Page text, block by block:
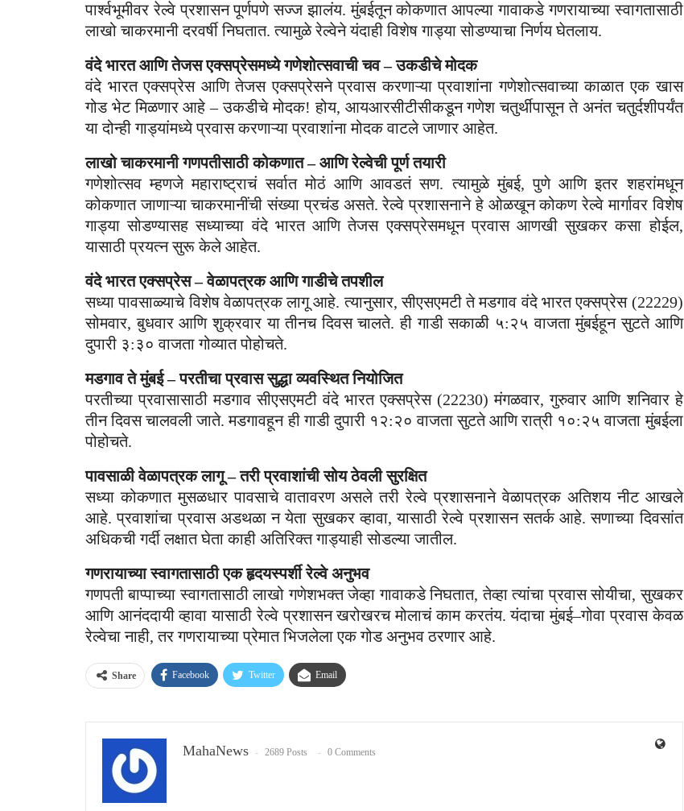
पार्श्वभूमीवर रेल्वे प्रशासन पूर्णपणे सज्ज झालंय. मुंबईतून कोकणात आपल्या गावाकडे गणरायाच्या स्वागतासाठी
लाखो चाकरमानी दरवर्षी निघतात. त्यामुळे रेल्वेने यंदाही विशेष गाड्या सोडण्याचा निर्णय घेतलाय.
वंदे भारत आणि तेजस एक्सप्रेसमध्ये गणेशोत्सवाची चव – उकडीचे मोदक
वंदे भारत एक्सप्रेस आणि तेजस एक्सप्रेसने प्रवास करणाऱ्या प्रवाशांना गणेशोत्सवाच्या काळात एक खास
गोड भेट मिळणार आहे – उकडीचे मोदक! होय, आयआरसीटीसीकडून गणेश चतुर्थीपासून ते अनंत चतुर्दशीपर्यंत
या दोन्ही गाड्यांमध्ये प्रवास करणाऱ्या प्रवाशांना मोदक वाटले जाणार आहेत.
लाखो चाकरमानी गणपतीसाठी कोकणात – आणि रेल्वेची पूर्ण तयारी
गणेशोत्सव म्हणजे महाराष्ट्राचं सर्वात मोठं आणि आवडतं सण. त्यामुळे मुंबई, पुणे आणि इतर शहरांमधून
कोकणात जाणाऱ्या चाकरमानींची संख्या प्रचंड असते. रेल्वे प्रशासनाने हे ओळखून कोकण रेल्वे मार्गावर विशेष
गाड्या सोडण्यासह सध्याच्या वंदे भारत आणि तेजस एक्सप्रेसमधून प्रवास आणखी सुखकर कसा होईल,
यासाठी प्रयत्न सुरू केले आहेत.
वंदे भारत एक्सप्रेस – वेळापत्रक आणि गाडीचे तपशील
सध्या पावसाळ्याचे विशेष वेळापत्रक लागू आहे. त्यानुसार, सीएसएमटी ते मडगाव वंदे भारत एक्सप्रेस (22229)
सोमवार, बुधवार आणि शुक्रवार या तीनच दिवस चालते. ही गाडी सकाळी ५:२५ वाजता मुंबईहून सुटते आणि
दुपारी ३:३० वाजता गोव्यात पोहोचते.
मडगाव ते मुंबई – परतीचा प्रवास सुद्धा व्यवस्थित नियोजित
परतीच्या प्रवासासाठी मडगाव सीएसएमटी वंदे भारत एक्सप्रेस (22230) मंगळवार, गुरुवार आणि शनिवार हे
तीन दिवस चालवली जाते. मडगावहून ही गाडी दुपारी १२:२० वाजता सुटते आणि रात्री १०:२५ वाजता मुंबईला
पोहोचते.
पावसाळी वेळापत्रक लागू – तरी प्रवाशांची सोय ठेवली सुरक्षित
सध्या कोकणात मुसळधार पावसाचे वातावरण असले तरी रेल्वे प्रशासनाने वेळापत्रक अतिशय नीट आखले
आहे. प्रवाशांचा प्रवास अडथळा न येता सुखकर व्हावा, यासाठी रेल्वे प्रशासन सतर्क आहे. सणाच्या दिवसांत
अधिकची गर्दी लक्षात घेता काही अतिरिक्त गाड्याही सोडल्या जातील.
गणरायाच्या स्वागतासाठी एक हृदयस्पर्शी रेल्वे अनुभव
गणपती बाप्पाच्या स्वागतासाठी लाखो गणेशभक्त जेव्हा गावाकडे निघतात, तेव्हा त्यांचा प्रवास सोयीचा, सुखकर
आणि आनंददायी व्हावा यासाठी रेल्वे प्रशासन खरोखरच मोलाचं काम करतंय. यंदाचा मुंबई–गोवा प्रवास केवळ
रेल्वेचा नाही, तर गणरायाच्या प्रेमात भिजलेला एक गोड अनुभव ठरणार आहे.
Share Facebook Twitter Email
MahaNews 2689 Posts 0 Comments